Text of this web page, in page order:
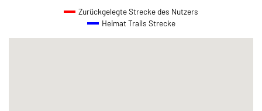
Zurückgelegte Strecke des Nutzers
Heimat Trails Strecke